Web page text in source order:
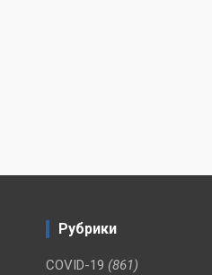
Рубрики
COVID-19 (861)